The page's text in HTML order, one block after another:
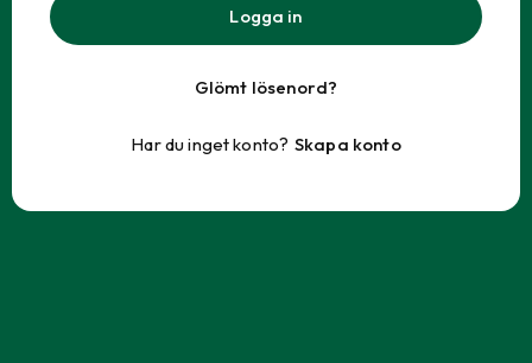
Logga in
Glömt lösenord?
Har du inget konto? Skapa konto